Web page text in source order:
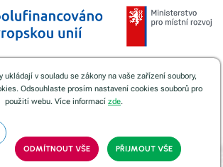
vyhrazena | Ochrana osobních údajů
ukládají v souladu se zákony na vaše zařízení soubory,
Odsouhlaste prosím nastavení cookies souborů pro
použití webu. Více informací zde.
ODMÍTNOUT VŠE
PŘIJMOUT VŠE